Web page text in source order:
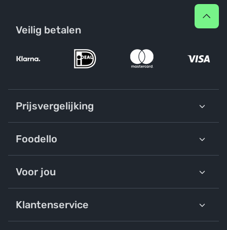
Veilig betalen
Prijsvergelijking
Foodello
Voor jou
Klantenservice